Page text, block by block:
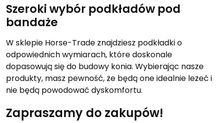
Szeroki wybór podkładów pod
bandaże
W sklepie Horse-Trade znajdziesz podkładki o
odpowiednich wymiarach, które doskonale
dopasowują się do budowy konia. Wybierając nasze
produkty, masz pewność, że będą one idealnie leżeć i
nie będą powodować dyskomfortu.
Zapraszamy do zakupów!